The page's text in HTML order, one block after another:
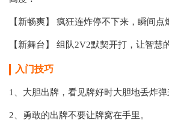
【新畅爽】 疯狂连炸停不下来，瞬间点
【新舞台】 组队2V2默契开打，让智慧
入门技巧
1、大胆出牌，看见牌好时大胆地丢炸弹
2、勇敢的出牌不要让牌窝在手里。